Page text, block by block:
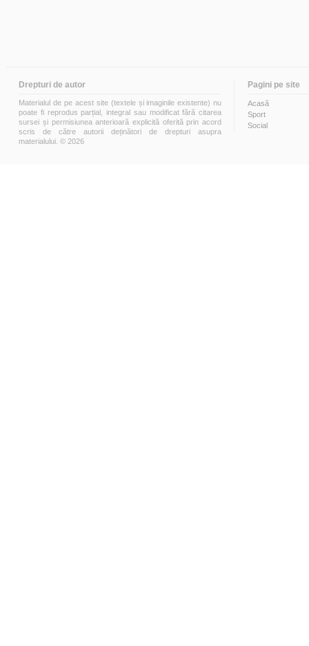
Drepturi de autor
Materialul de pe acest site (textele și imaginile existente) nu
poate fi reprodus parțial, integral sau modificat fără citarea
sursei și permisiunea anterioară explicită oferită prin acord
scris de către autorii deținători de drepturi asupra
materialului. © 2026
Pagini pe site
Acasă
Sport
Social